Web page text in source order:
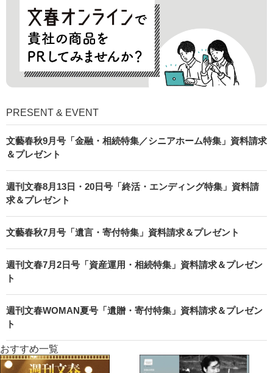
PRESENT & EVENT
文藝春秋9月号「金融・相続特集／シニアホーム特集」資料請求
＆プレゼント
週刊文春8月13日・20日号「終活・エンディング特集」資料請
求＆プレゼント
文藝春秋7月号「遺言・寄付特集」資料請求＆プレゼント
週刊文春7月2日号「資産運用・相続特集」資料請求＆プレゼン
ト
週刊文春WOMAN夏号「遺贈・寄付特集」資料請求＆プレゼン
ト
おすすめ一覧